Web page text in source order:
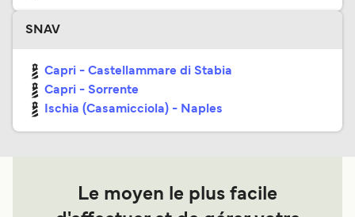
SNAV
Capri - Castellammare di Stabia
Capri - Sorrente
Ischia (Casamicciola) - Naples
Le moyen le plus facile